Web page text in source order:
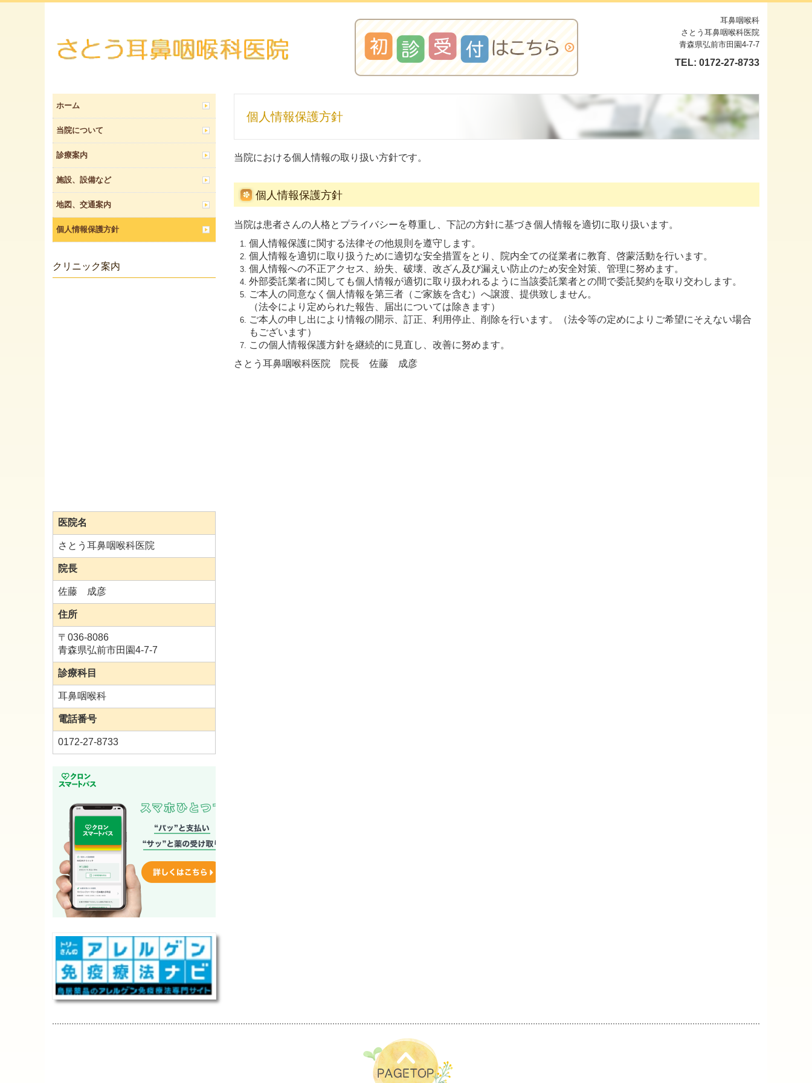
耳鼻咽喉科
さとう耳鼻咽喉科医院
青森県弘前市田園4-7-7
TEL: 0172-27-8733
ホーム
当院について
診療案内
施設、設備など
地図、交通案内
個人情報保護方針
クリニック案内
医院名
さとう耳鼻咽喉科医院
院長
佐藤 成彦
住所
〒 036-8086
青森県弘前市田園4-7-7
診療科目
耳鼻咽喉科
電話番号
0172-27-8733
個人情報保護方針
当院における個人情報の取り扱い方針です。
個人情報保護方針
当院は患者さんの人格とプライバシーを尊重し、下記の方針に基づき個人情報を適切に取り扱います。
個人情報保護に関する法律その他規則を遵守します。
個人情報を適切に取り扱うために適切な安全措置をとり、院内全ての従業者に教育、啓蒙活動を行います。
個人情報への不正アクセス、紛失、破壊、改ざん及び漏えい防止のため安全対策、管理に努めます。
外部委託業者に関しても個人情報が適切に取り扱われるように当該委託業者との間で委託契約を取り交わします。
ご本人の同意なく個人情報を第三者（ご家族を含む）へ譲渡、提供致しません。
（法令により定められた報告、届出については除きます）
ご本人の申し出により情報の開示、訂正、利用停止、削除を行います。（法令等の定めによりご希望にそえない場合
もございます）
この個人情報保護方針を継続的に見直し、改善に努めます。
さとう耳鼻咽喉科医院 院長 佐藤 成彦